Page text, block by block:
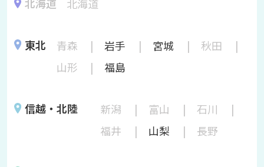
北海道 北海道
東北 青森 岩手 宮城
秋田
山形
福島
信越・北陸 新潟 富山
石川
福井
山梨 長野